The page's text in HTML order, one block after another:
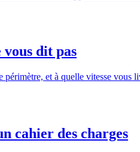
dit pas
et à quelle vitesse vous
cahier des charges